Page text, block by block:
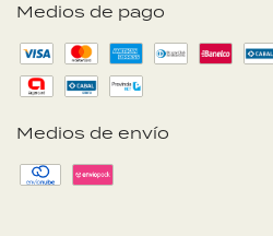
Medios de pago
Medios de envío